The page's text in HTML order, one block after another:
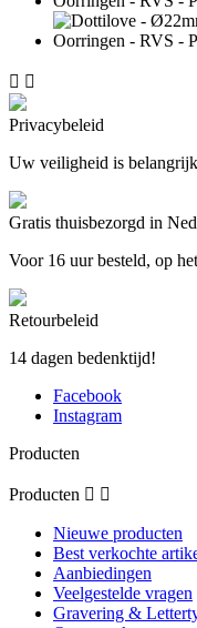
 
Privacybeleid
Uw veiligheid is
Gratis thuisbezorgd in
Voor 16 uur besteld, op
Retourbeleid
14 dagen bedenktijd!
Facebook
Instagram
Producten
Producten  
Nieuwe producten
Best verkochte
Aanbiedingen
Veelgestelde vragen
Gravering &